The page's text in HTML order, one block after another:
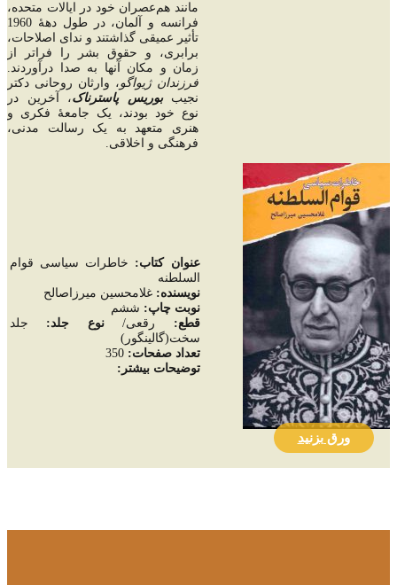
مانند هم‌عصران خود در ایالات متحده،
فرانسه و آلمان، در طول دهۀ 1960
تأثیر عمیقی گذاشتند و ندای اصلاحات،
برابری، و حقوق بشر را فراتر از
زمان و مکان آنها به صدا درآوردند.
فرزندان ژیواگو، وارثان روحانی دکتر
نجیببوریس پاسترناک، آخرین در
نوع خود بودند، یک جامعۀ فکری و
هنری متعهد به یک رسالت مدنی،
فرهنگی و اخلاقی.
ورق بزنید
عنوان کتاب: خاطرات سیاسی قوام
السلطنه
نويسنده: غلامحسین میرزاصالح
نوبت چاپ: ششم
قطع: رقعی/نوع جلد: جلد
سخت(گالینگور)
تعداد صفحات:
350
توضيحات بيشتر: